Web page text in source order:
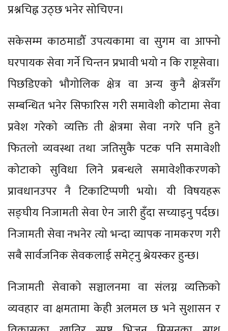
प्रश्नचिह्न उठ्छ भनेर सोचिएन।
सकेसम्म काठमाडौँ उपत्यकामा वा सुगम वा आफ्नो
घरपायक सेवा गर्ने चिन्तन प्रभावी भयो न कि राष्ट्रसेवा।
पिछडिएको भौगोलिक क्षेत्र वा अन्य कुनै क्षेत्रसँग
सम्बन्धित भनेर सिफारिस गरी समावेशी कोटामा सेवा
प्रवेश गरेको व्यक्ति ती क्षेत्रमा सेवा नगरे पनि हुने
फितलो व्यवस्था तथा जतिसुकै पटक पनि समावेशी
कोटाको सुविधा लिने प्रबन्धले समावेशीकरणको
प्रावधानउपर नै टिकाटिप्पणी भयो। यी विषयहरू
सङ्घीय निजामती सेवा ऐन जारी हुँदा सच्याइनु पर्दछ।
निजामती सेवा नभनेर त्यो भन्दा व्यापक नामकरण गरी
सबै सार्वजनिक सेवकलाई समेट्नु श्रेयस्कर हुन्छ।
निजामती सेवाको सञ्चालनमा वा संलग्न व्यक्तिको
व्यवहार वा क्षमतामा केही अलमल छ भने सुशासन र